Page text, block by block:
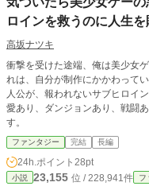
くださりありがとうございますm(__)m 11/4 第一章完結 11/7
第三章開始 9/15 第四章開始
ロインを救うのに人生
高坂ナツキ
衝撃を受けた途端、俺は美少女
れは、自分が制作にかかわって
人公が、報われないサブヒロイ
愛あり、ダンジョンあり、戦闘
す。
ファンタジー 完結 長編
24h.ポイント 28pt
小説 23,155 位 / 228,941件 フ